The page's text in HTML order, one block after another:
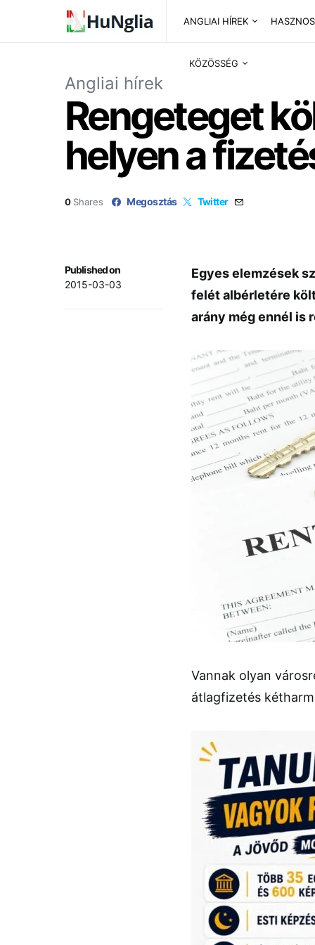
ANGLIAI HÍREK
KÖZÖSSÉG
Angliai hírek
Rengeteget
helyen a
0 Shares Megosztás Twitter
Published on
2015-03-03
Egyes elemzések
felét albérletére
arány még ennél is
Vannak olyan
átlagfizetés